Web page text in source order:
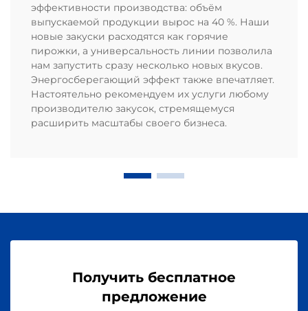
эффективности производства: объём
выпускаемой продукции вырос на 40 %. Наши
новые закуски расходятся как горячие
пирожки, а универсальность линии позволила
нам запустить сразу несколько новых вкусов.
Энергосберегающий эффект также впечатляет.
Настоятельно рекомендуем их услуги любому
производителю закусок, стремящемуся
расширить масштабы своего бизнеса.
Получить бесплатное
предложение